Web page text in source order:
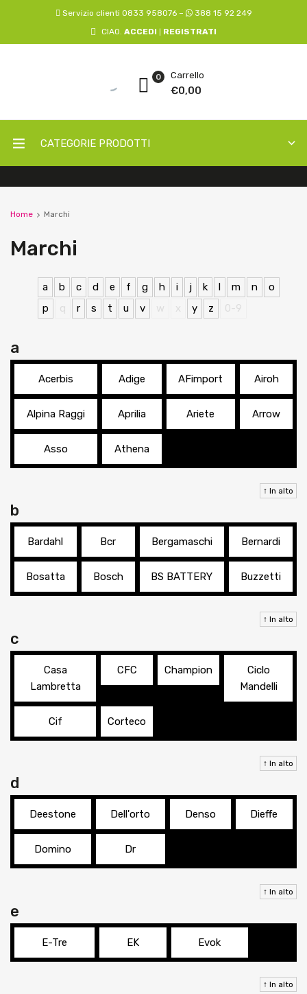
Servizio clienti 0833 958076 –
388 15 92 249
CIAO. ACCEDI REGISTRATI
Carrello
€0,00
0
CATEGORIE PRODOTTI
Home Marchi
Marchi
a b c d e f g h i j k m n
o
p
q r s t u v w x y z 0-9
a
Acerbis Adige AFimport Airoh
Alpina Raggi Aprilia Ariete Arrow
Asso Athena
↑ In alto
b
Bardahl Bcr Bergamaschi Bernardi
Bosatta Bosch BS BATTERY Buzzetti
↑ In alto
c
Casa
Lambretta
CFC Champion
Ciclo
Mandelli
Cif Corteco
↑ In alto
d
Deestone Dell'orto Denso Dieffe
Domino Dr
↑ In alto
e
E-Tre EK Evok
↑ In alto